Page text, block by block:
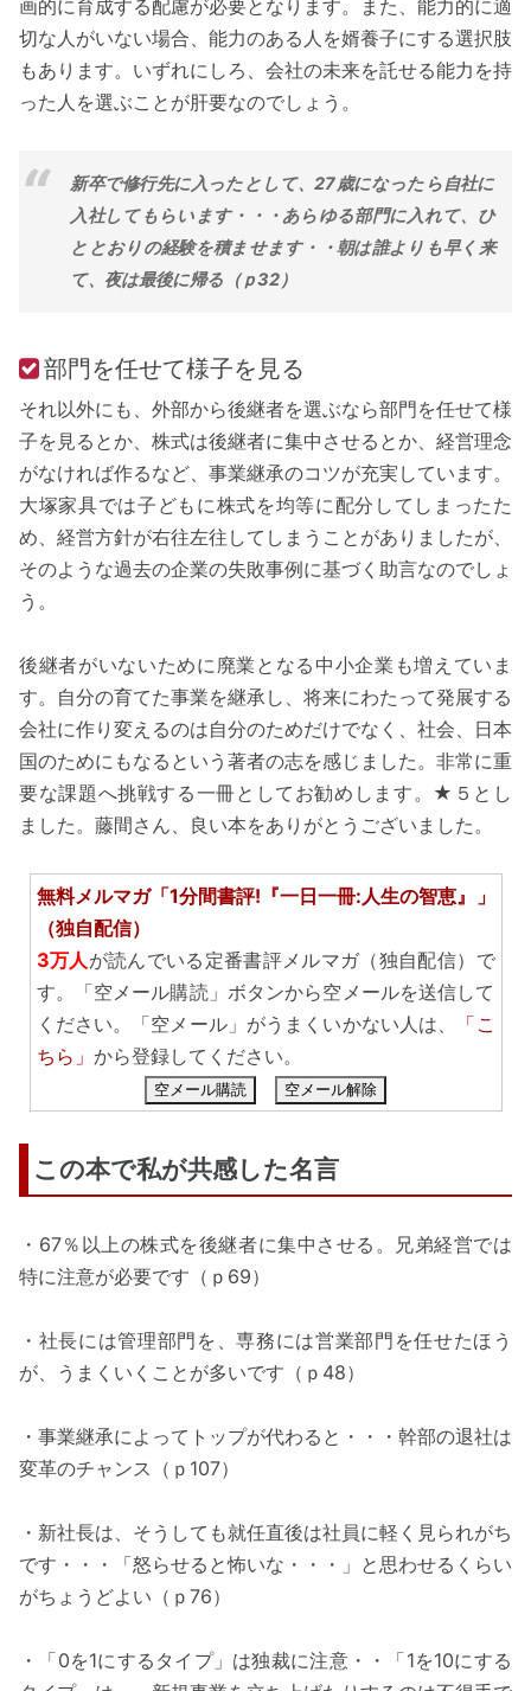
画的に育成する配慮が必要となります。また、能力的に適
切な人がいない場合、能力のある人を婿養子にする選択肢
もあります。いずれにしろ、会社の未来を託せる能力を持
った人を選ぶことが肝要なのでしょう。
新卒で修行先に入ったとして、27歳になったら自社に
入社してもらいます・・・あらゆる部門に入れて、ひ
ととおりの経験を積ませます・・朝は誰よりも早く来
て、夜は最後に帰る（ｐ32）
部門を任せて様子を見る
それ以外にも、外部から後継者を選ぶなら部門を任せて様
子を見るとか、株式は後継者に集中させるとか、経営理念
がなければ作るなど、事業継承のコツが充実しています。
大塚家具では子どもに株式を均等に配分してしまったた
め、経営方針が右往左往してしまうことがありましたが、
そのような過去の企業の失敗事例に基づく助言なのでしょ
う。
後継者がいないために廃業となる中小企業も増えていま
す。自分の育てた事業を継承し、将来にわたって発展する
会社に作り変えるのは自分のためだけでなく、社会、日本
国のためにもなるという著者の志を感じました。非常に重
要な課題へ挑戦する一冊としてお勧めします。★５とし
ました。藤間さん、良い本をありがとうございました。
無料メルマガ「1分間書評!『一日一冊:人生の智恵』」
（独自配信）
3万人 が読んでいる定番書評メルマガ（独自配信）で
す。「空メール購読」ボタンから空メールを送信して
ください。「空メール」がうまくいかない人は、
「こ
ちら」 から登録してください。
空メール購読 空メール解除
この本で私が共感した名言
・67％以上の株式を後継者に集中させる。兄弟経営では
特に注意が必要です（ｐ69）
・社長には管理部門を、専務には営業部門を任せたほう
が、うまくいくことが多いです（ｐ48）
・事業継承によってトップが代わると・・・幹部の退社は
変革のチャンス（ｐ107）
・新社長は、そうしても就任直後は社員に軽く見られがち
です・・・「怒らせると怖いな・・・」と思わせるくらい
がちょうどよい（ｐ76）
・「0を1にするタイプ」は独裁に注意・・「1を10にする